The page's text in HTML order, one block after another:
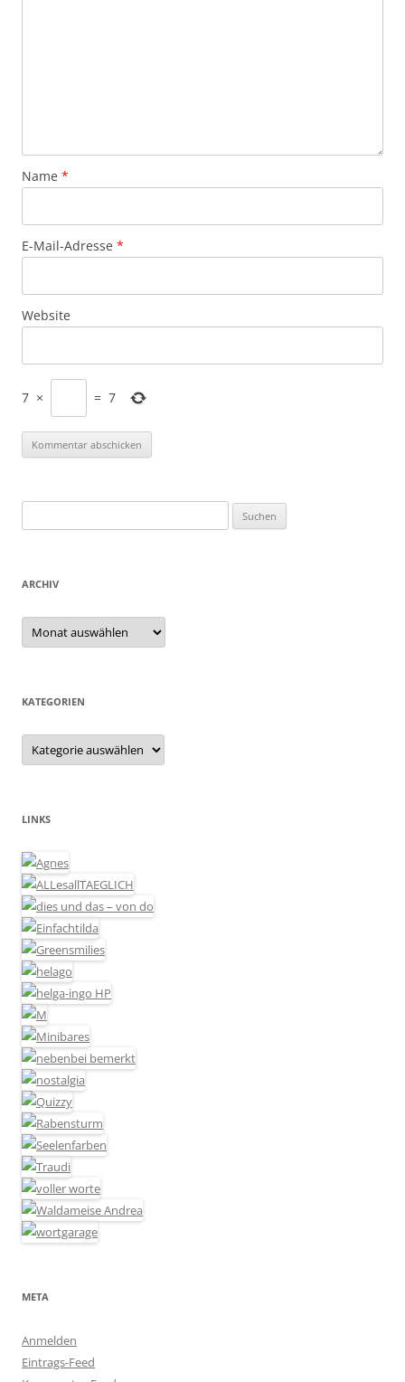
Name *
E-Mail-Adresse *
Website
7 × = 7
nach:
ARCHIV
Archiv
KATEGORIEN
Kategorien
LINKS
META
Anmelden
Eintrags-Feed